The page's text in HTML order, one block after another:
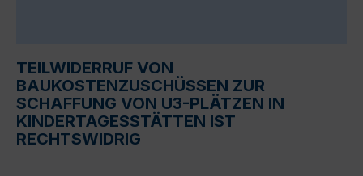
TEILWIDERRUF VON
BAUKOSTENZUSCHÜSSEN ZUR
SCHAFFUNG VON U3-PLÄTZEN IN
KINDERTAGESSTÄTTEN IST
RECHTSWIDRIG